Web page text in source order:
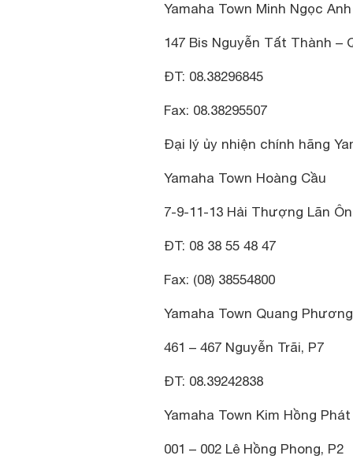
Yamaha Town Minh Ngọc Anh
147 Bis Nguyễn Tất Thành –
ĐT: 08.38296845
Fax: 08.38295507
Đại lý ủy nhiện chính hãng
Yamaha Town Hoàng Cầu
7-9-11-13 Hải Thượng Lãn
ĐT: 08 38 55 48 47
Fax: (08) 38554800
Yamaha Town Quang Phương
461 – 467 Nguyễn Trãi, P7
ĐT: 08.39242838
Yamaha Town Kim Hồng Phát
001 – 002 Lê Hồng Phong, P2